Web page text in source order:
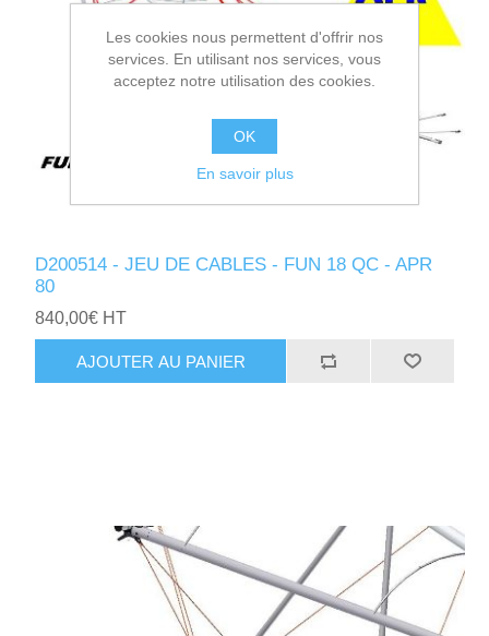
D200514 - JEU DE CABLES - FUN 18 QC - APR
80
840,00€ HT
AJOUTER AU PANIER
Les cookies nous permettent d'offrir nos
services. En utilisant nos services, vous
acceptez notre utilisation des cookies.
OK
En savoir plus